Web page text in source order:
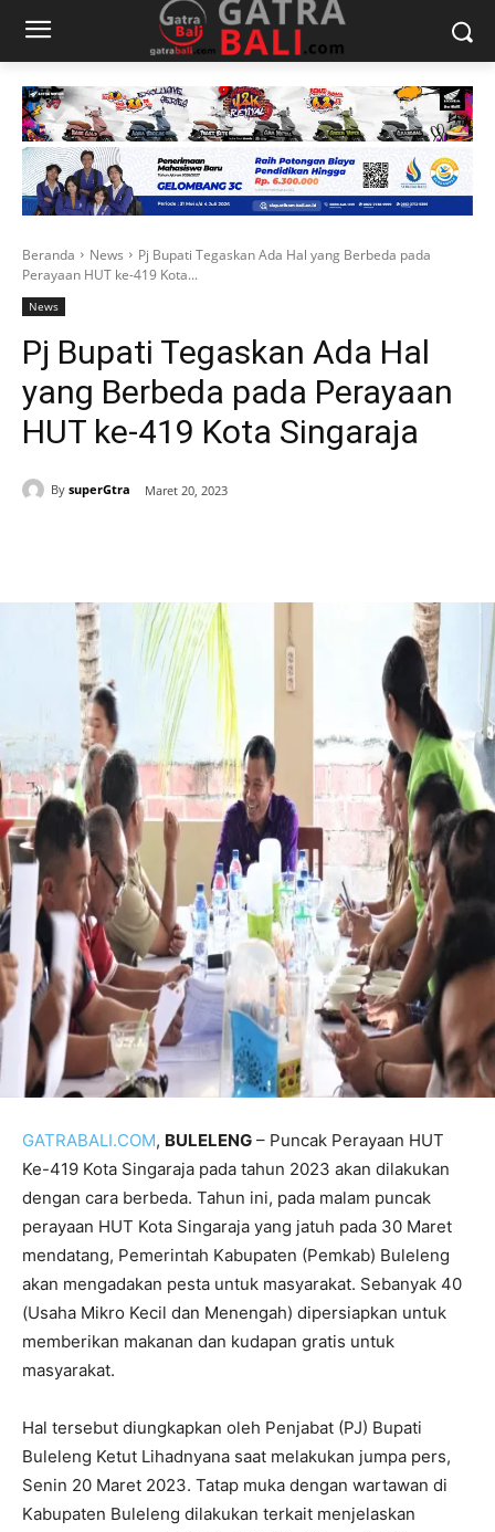
Beranda News
Pj Bupati Tegaskan Ada Hal yang Berbeda pada
Perayaan HUT ke-419 Kota...
News
Pj Bupati Tegaskan Ada Hal
yang Berbeda pada Perayaan
HUT ke-419 Kota Singaraja
By superGtra Maret 20, 2023
GATRABALI.COM, BULELENG – Puncak Perayaan HUT
Ke-419 Kota Singaraja pada tahun 2023 akan dilakukan
dengan cara berbeda. Tahun ini, pada malam puncak
perayaan HUT Kota Singaraja yang jatuh pada 30 Maret
mendatang, Pemerintah Kabupaten (Pemkab) Buleleng
akan mengadakan pesta untuk masyarakat. Sebanyak 40
(Usaha Mikro Kecil dan Menengah) dipersiapkan untuk
memberikan makanan dan kudapan gratis untuk
masyarakat.
Hal tersebut diungkapkan oleh Penjabat (PJ) Bupati
Buleleng Ketut Lihadnyana saat melakukan jumpa pers,
Senin 20 Maret 2023. Tatap muka dengan wartawan di
Kabupaten Buleleng dilakukan terkait menjelaskan